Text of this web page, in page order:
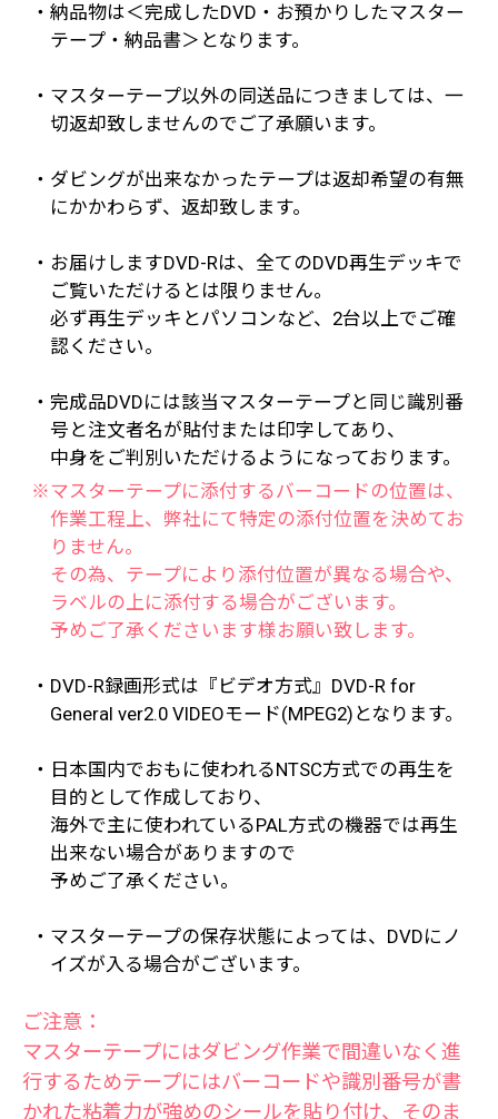
・納品物は＜完成したDVD・お預かりしたマスター
テープ・納品書＞となります。
・マスターテープ以外の同送品につきましては、一
切返却致しませんのでご了承願います。
・ダビングが出来なかったテープは返却希望の有無
にかかわらず、返却致します。
・お届けしますDVD-Rは、全てのDVD再生デッキで
ご覧いただけるとは限りません。
必ず再生デッキとパソコンなど、2台以上でご確
認ください。
・完成品DVDには該当マスターテープと同じ識別番
号と注文者名が貼付または印字してあり、
中身をご判別いただけるようになっております。
※マスターテープに添付するバーコードの位置は、
作業工程上、弊社にて特定の添付位置を決めてお
りません。
その為、テープにより添付位置が異なる場合や、
ラベルの上に添付する場合がございます。
予めご了承くださいます様お願い致します。
・DVD-R録画形式は『ビデオ方式』DVD-R for
General ver2.0 VIDEOモード(MPEG2)となります。
・日本国内でおもに使われるNTSC方式での再生を
目的として作成しており、
海外で主に使われているPAL方式の機器では再生
出来ない場合がありますので
予めご了承ください。
・マスターテープの保存状態によっては、DVDにノ
イズが入る場合がございます。
ご注意：
マスターテープにはダビング作業で間違いなく進
行するためテープにはバーコードや識別番号が書
かれた粘着力が強めのシールを貼り付け、そのま